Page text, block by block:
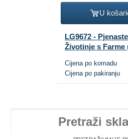
U
LG9672 -
Životinje s Farme
Cijena po komadu
Cijena po pakiranju